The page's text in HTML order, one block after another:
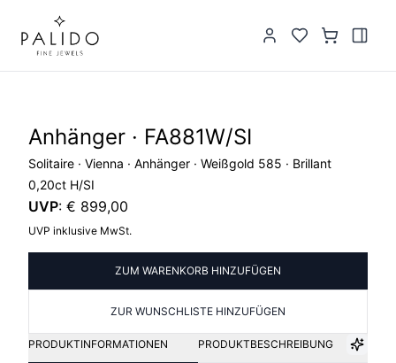
Anhänger · FA881W/SI
Solitaire · Vienna · Anhänger · Weißgold 585 · Brillant
0,20ct H/SI
UVP: € 899,00
UVP inklusive MwSt.
ZUM WARENKORB HINZUFÜGEN
ZUR WUNSCHLISTE HINZUFÜGEN
PRODUKTINFORMATIONEN PRODUKTBESCHREIBUNG